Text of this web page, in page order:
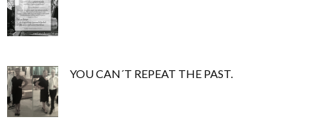
YOU CAN´T REPEAT THE PAST.